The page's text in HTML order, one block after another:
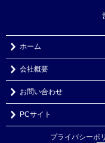
ホーム
会社概要
お問い合わせ
PCサイト
プライバシーポ